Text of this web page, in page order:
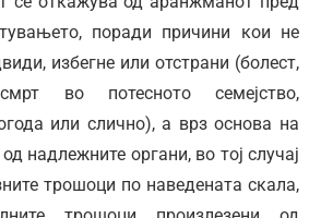
поради причини кои не
избегне или отстрани (болест,
во потесното семејство,
или слично), а врз основа на
надлежните органи, во тој случај
трошоци по наведената скала,